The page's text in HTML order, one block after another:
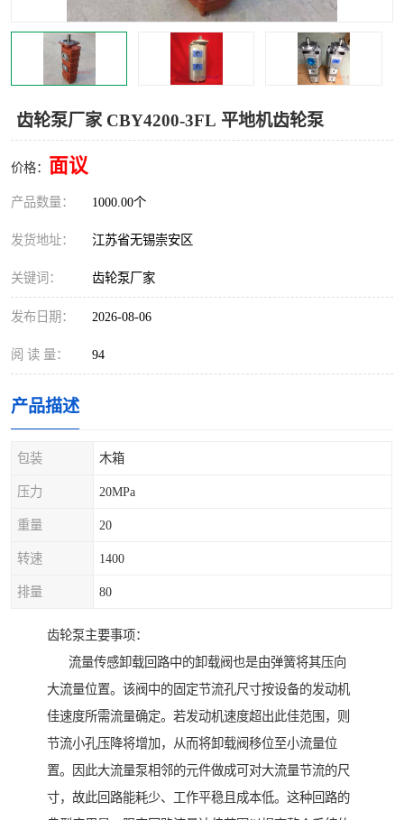
齿轮泵厂家 CBY4200-3FL 平地机齿轮泵
价格： 面议
产品数量： 1000.00个
发货地址： 江苏省无锡崇安区
关键词： 齿轮泵厂家
发布日期： 2026-08-06
阅 读 量： 94
产品描述
包装 木箱
压力 20MPa
重量 20
转速 1400
排量 80
齿轮泵主要事项：
流量传感卸载回路中的卸载阀也是由弹簧将其压向
大流量位置。该阀中的固定节流孔尺寸按设备的发动机
佳速度所需流量确定。若发动机速度超出此佳范围，则
节流小孔压降将增加，从而将卸载阀移位至小流量位
置。因此大流量泵相邻的元件做成可对大流量节流的尺
寸，故此回路能耗少、工作平稳且成本低。这种回路的